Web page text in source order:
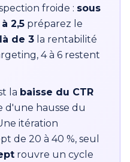
froide : sous
à 2,5 préparez le
de 3 la rentabilité
4 à 6 restent
la baisse du CTR
d'une hausse du
itération
de 20 à 40 %, seul
rouvre un cycle